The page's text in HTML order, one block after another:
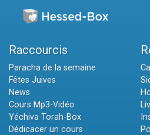
Raccourcis
Paracha de la semaine
Fêtes Juives
News
Cours Mp3-Vidéo
Yéchiva Torah-Box
Dédicacer un cours